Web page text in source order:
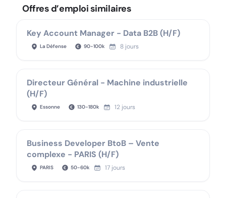
Offres d’emploi similaires
Key Account Manager - Data B2B (H/F)
La Défense 90-100k 8 jours
Directeur Général - Machine industrielle
(H/F)
Essonne 130-180k 12 jours
Business Developer BtoB – Vente
complexe - PARIS (H/F)
PARIS 50-60k 17 jours